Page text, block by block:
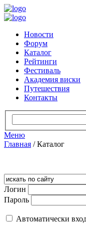
Новости
Форум
Каталог
Рейтинги
Фестиваль
Академия виски
Путешествия
Контакты
Меню
Главная /Каталог
Логин
Пароль
Автоматически